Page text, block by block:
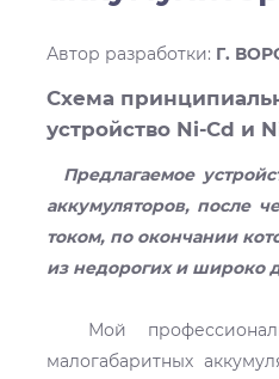
Автор разработки: Г.
Схема
устройство Ni-Cd и
Предлагаемое
аккумуляторов, после
током, по окончании
из недорогих и широко
Мой
малогабаритных